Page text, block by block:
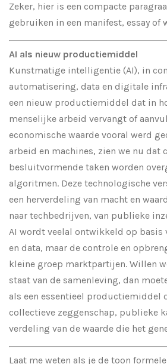
Zeker, hier is een compacte
gebruiken in een manifest, essay of
AI als nieuw productiemiddel
Kunstmatige intelligentie (AI), in
automatisering, data en digitale
een nieuw productiemiddel dat in
menselijke arbeid vervangt of
economische waarde vooral werd
arbeid en machines, zien we nu dat
besluitvormende taken worden
algoritmen. Deze technologische
een herverdeling van macht en
naar techbedrijven, van publieke
AI wordt veelal ontwikkeld op basis
en data, maar de controle en
kleine groep marktpartijen. Willen
staat van de samenleving, dan
als een essentieel productiemiddel
collectieve zeggenschap, publieke
verdeling van de waarde die het
Laat me weten als je de toon